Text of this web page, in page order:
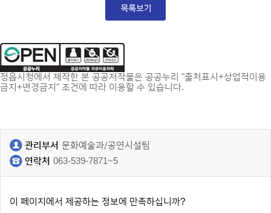
정읍시청에서 제작한 본 공공저작물은 공공누리 "출처표시+상업적이용
금지+변경금지" 조건에 따라 이용할 수 있습니다.
관리부서 문화예술과/공연시설팀
연락처 063-539-7871~5
이 페이지에서 제공하는 정보에 만족하십니까?